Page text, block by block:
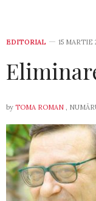
EDITORIAL 15 MARTIE
by TOMA ROMAN ,